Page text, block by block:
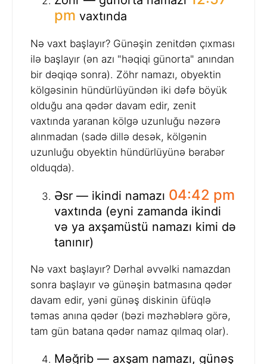
pm vaxtında
Nə vaxt başlayır? Günəşin zenitdən çıxması
ilə başlayır (ən azı "həqiqi günorta" anından
bir dəqiqə sonra). Zöhr namazı, obyektin
kölgəsinin hündürlüyündən iki dəfə böyük
olduğu ana qədər davam edir, zenit
vaxtında yaranan kölgə uzunluğu nəzərə
alınmadan (sadə dillə desək, kölgənin
uzunluğu obyektin hündürlüyünə bərabər
olduqda).
Əsr — ikindi namazı 04:42 pm
vaxtında (eyni zamanda ikindi
və ya axşamüstü namazı kimi də
tanınır)
Nə vaxt başlayır? Dərhal əvvəlki namazdan
sonra başlayır və günəşin batmasına qədər
davam edir, yəni günəş diskinin üfüqlə
təmas anına qədər (bəzi məzhəblərə görə,
tam gün batana qədər namaz qılmaq olar).
Məğrib — axşam namazı, günəş